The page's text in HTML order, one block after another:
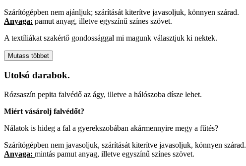
Szárítógépben nem ajánljuk; szárítását kiterítve javasoljuk, könnyen szárad.
Anyaga: pamut anyag, illetve egyszínű színes szövet.
A textíliákat szakértő gondossággal mi magunk választjuk ki nektek.
Mutass többet
Utolsó darabok.
Rózsaszín pepita falvédő az ágy, illetve a hálószoba dísze lehet.
Miért vásárolj falvédőt?
Nálatok is hideg a fal a gyerekszobában akármennyire megy a fűtés?
Szárítógépben nem javasoljuk, szárítását kiterítve javasoljuk, könnyen szárad.
Anyaga: mintás pamut anyag, illetve egyszínű színes szövet.